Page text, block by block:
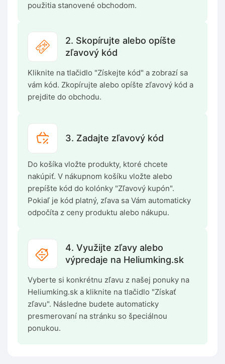
použitia stanovené obchodom.
2. Skopírujte alebo opíšte
zľavový kód
Kliknite na tlačidlo "Získejte kód" a zobrazí sa
vám kód. Zkopírujte alebo opíšte zľavový kód a
prejdite do obchodu.
3. Zadajte zľavový kód
Do košíka vložte produkty, ktoré chcete
nakúpiť. V nákupnom košíku vložte alebo
prepíšte kód do kolónky "Zľavový kupón".
Pokiaľ je kód platný, zľava sa Vám automaticky
odpočíta z ceny produktu alebo nákupu.
4. Využijte zľavy alebo
výpredaje na Heliumking.sk
Vyberte si konkrétnu zľavu z našej ponuky na
Heliumking.sk a kliknite na tlačidlo "Získať
zľavu". Následne budete automaticky
presmerovaní na stránku so špeciálnou
ponukou.